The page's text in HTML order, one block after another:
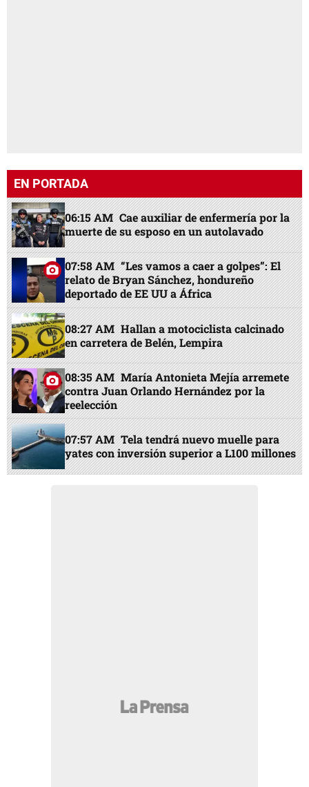
EN PORTADA
06:15 AM Cae auxiliar de enfermería por la
muerte de su esposo en un autolavado
07:58 AM “Les vamos a caer a golpes”: El
relato de Bryan Sánchez, hondureño
deportado de EE UU a África
08:27 AM Hallan a motociclista calcinado
en carretera de Belén, Lempira
08:35 AM María Antonieta Mejía arremete
contra Juan Orlando Hernández por la
reelección
07:57 AM Tela tendrá nuevo muelle para
yates con inversión superior a L100 millones